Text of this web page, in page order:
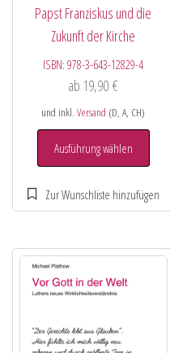
Papst Franziskus und die
Zukunft der Kirche
ISBN:978-3-643-12829-4
ab 19,90€
und inkl.Versand (D, A, CH)
Ausführung wählen